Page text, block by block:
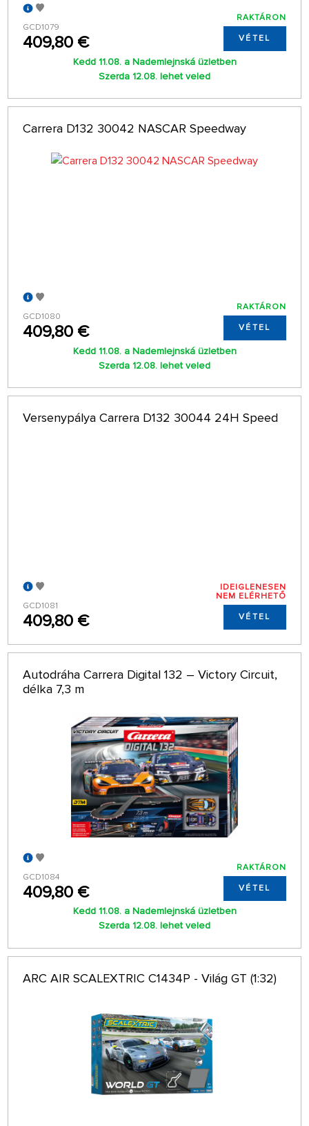
GCD1079
409,80 €
RAKTÁRON
VÉTEL
Kedd 11.08. a Nademlejnská üzletben
Szerda 12.08. lehet veled
Carrera D132 30042 NASCAR Speedway
GCD1080
409,80 €
RAKTÁRON
VÉTEL
Kedd 11.08. a Nademlejnská üzletben
Szerda 12.08. lehet veled
Versenypálya Carrera D132 30044 24H Speed
GCD1081
409,80 €
IDEIGLENESEN
NEM ELÉRHETŐ
VÉTEL
Autodráha Carrera Digital 132 – Victory Circuit,
délka 7,3 m
GCD1084
409,80 €
RAKTÁRON
VÉTEL
Kedd 11.08. a Nademlejnská üzletben
Szerda 12.08. lehet veled
ARC AIR SCALEXTRIC C1434P - Világ GT (1:32)